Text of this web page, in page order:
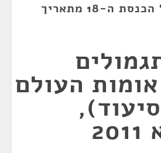
ישיבת ועדה של הכנסת ה-18 מתאריך
העולם